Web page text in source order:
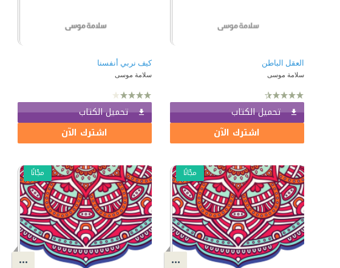
العقل الباطن
سلامة موسى
تحميل الكتاب
اشترك الآن
كيف نربي أنفسنا
سلامة موسى
تحميل الكتاب
اشترك الآن
مجّانًا مجّانًا